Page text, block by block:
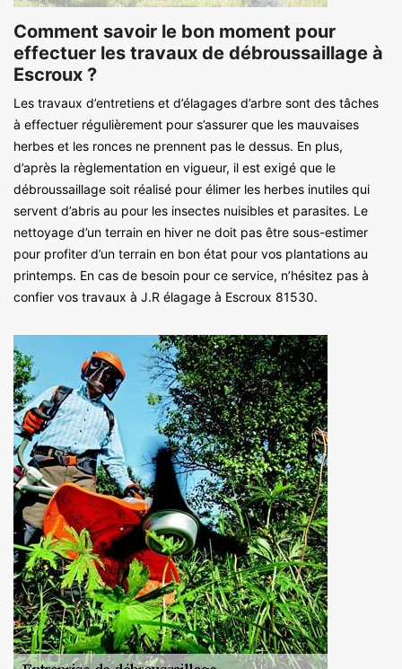
Comment savoir le bon moment pour
effectuer les travaux de débroussaillage à
Escroux ?
Les travaux d’entretiens et d’élagages d’arbre sont des tâches
à effectuer régulièrement pour s’assurer que les mauvaises
herbes et les ronces ne prennent pas le dessus. En plus,
d’après la règlementation en vigueur, il est exigé que le
débroussaillage soit réalisé pour élimer les herbes inutiles qui
servent d’abris au pour les insectes nuisibles et parasites. Le
nettoyage d’un terrain en hiver ne doit pas être sous-estimer
pour profiter d’un terrain en bon état pour vos plantations au
printemps. En cas de besoin pour ce service, n’hésitez pas à
confier vos travaux à J.R élagage à Escroux 81530.